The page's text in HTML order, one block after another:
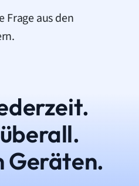
Frage aus den
Geräten.